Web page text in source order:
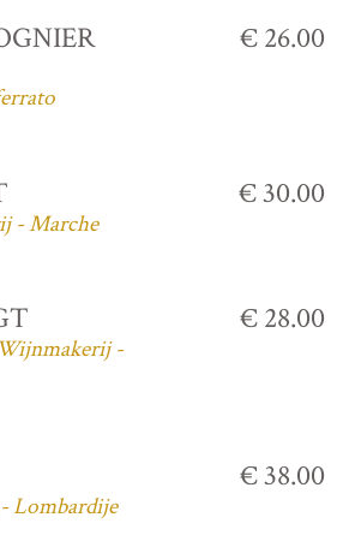
€ 26.00
- Marche
€ 30.00
-
€ 28.00
Lombardije
€ 38.00